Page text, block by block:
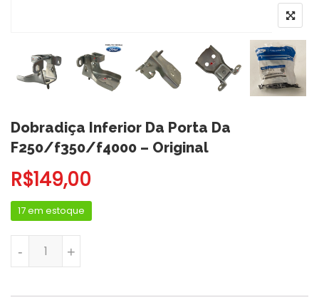
Dobradiça Inferior Da Porta Da
F250/f350/f4000 – Original
R$149,00
17 em estoque
+
-